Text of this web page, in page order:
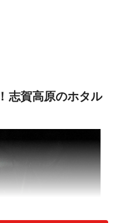
志賀高原のホタル